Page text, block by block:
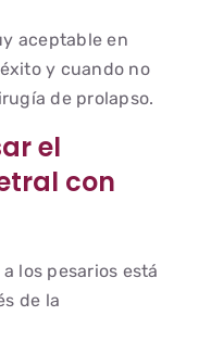
aceptable en
y cuando no
de prolapso.
el
con
los pesarios está
de la